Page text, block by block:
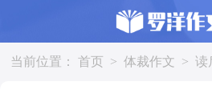
当前位置： 首页 > 体裁作文 > 读